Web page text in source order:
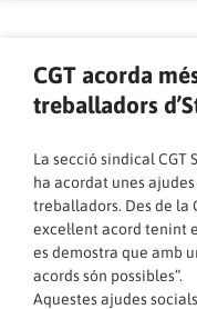
CGT acorda
treballadors
La secció sindical
ha acordat unes
treballadors. Des de la
excel·lent acord tenint
es demostra que amb
acords són possibles”.
Aquestes ajudes